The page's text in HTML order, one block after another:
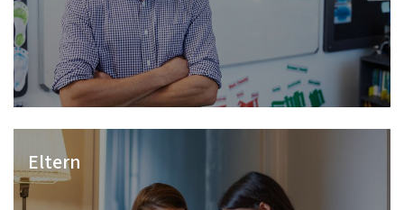
Eltern